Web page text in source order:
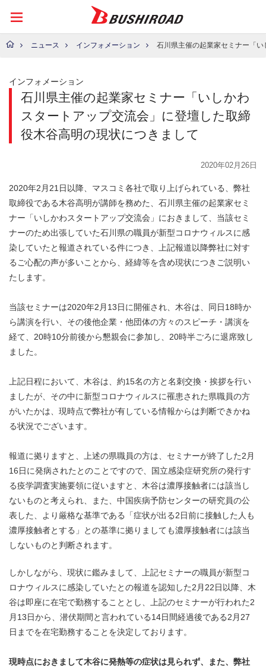
ニュース インフォメーション 石川県主催の起業家セミナー「いしかわスタートアップ交流会」に登壇した取締役木谷高明
インフォメーション
石川県主催の起業家セミナー「いしかわ
スタートアップ交流会」に登壇した取締
役木谷高明の現状につきまして
2020年02月26日
2020年2月21日以降、マスコミ各社で取り上げられている、弊社
取締役である木谷高明が講師を務めた、石川県主催の起業家セミ
ナー「いしかわスタートアップ交流会」におきまして、当該セミ
ナーのため出張していた石川県の職員が新型コロナウィルスに感
染していたと報道されている件につき、上記報道以降弊社に対す
るご心配の声が多いことから、経緯等を含め現状につきご説明い
たします。
当該セミナーは2020年2月13日に開催され、木谷は、同日18時か
ら講演を行い、その後他企業・他団体の方々のスピーチ・講演を
経て、20時10分前後から懇親会に参加し、20時半ごろに退席致し
ました。
上記日程において、木谷は、約15名の方と名刺交換・挨拶を行い
ましたが、その中に新型コロナウィルスに罹患された県職員の方
がいたかは、現時点で弊社が有している情報からは判断できかね
る状況でございます。
報道に拠りますと、上述の県職員の方は、セミナーが終了した2月
16日に発病されたとのことですので、国立感染症研究所の発行す
る疫学調査実施要領に従いますと、木谷は濃厚接触者には該当し
ないものと考えられ、また、中国疾病予防センターの研究員の公
表した、より厳格な基準である「症状が出る2日前に接触した人も
濃厚接触者とする」との基準に拠りましても濃厚接触者には該当
しないものと判断されます。
しかしながら、現状に鑑みまして、上記セミナーの職員が新型コ
ロナウィルスに感染していたとの報道を認知した2月22日以降、木
谷は即座に在宅で勤務することとし、上記のセミナーが行われた2
月13日から、潜伏期間と言われている14日間経過後である2月27
日までを在宅勤務することを決定しております。
現時点におきまして木谷に発熱等の症状は見られず、また、弊社